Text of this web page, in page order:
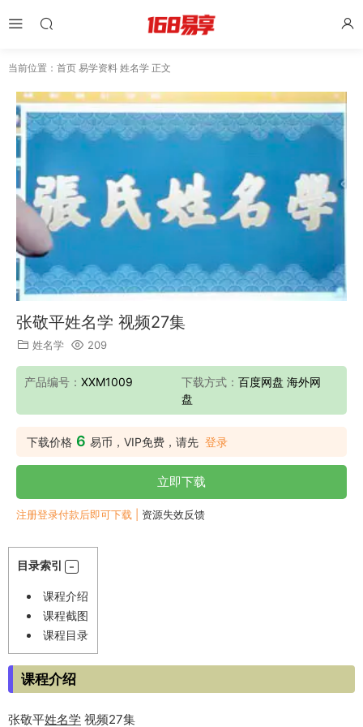
当前位置： 首页 易学资料 姓名学 正文
张敬平姓名学 视频27集
姓名学 209
产品编号： XXM1009 下载方式： 百度网盘 海外网
盘
下载价格 6 易币，VIP免费，请先 登录
立即下载
注册登录付款后即可下载 | 资源失效反馈
目录索引
课程介绍
课程截图
课程目录
课程介绍
张敬平姓名学 视频27集